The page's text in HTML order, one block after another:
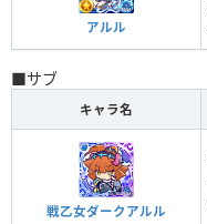
アルル
■サブ
キャラ名
戦乙女ダークアルル